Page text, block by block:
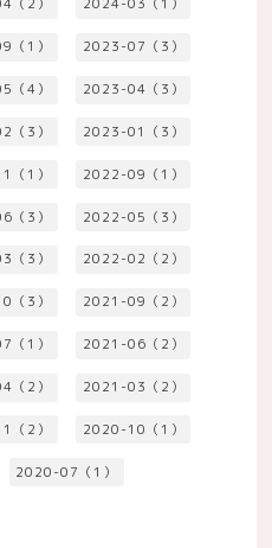
（2） 2024-03（1）
（1） 2023-07（3）
（4） 2023-04（3）
（3） 2023-01（3）
（1） 2022-09（1）
（3） 2022-05（3）
（3） 2022-02（2）
（3） 2021-09（2）
（1） 2021-06（2）
（2） 2021-03（2）
（2） 2020-10（1）
2020-07（1）